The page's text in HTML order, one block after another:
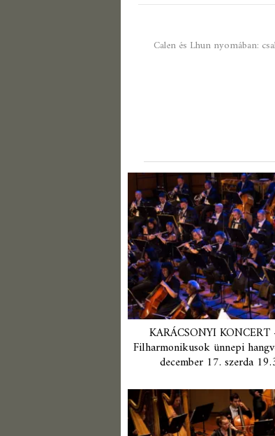
Calen és Lhun nyomában:
KARÁCSONYI
Filharmonikusok ünnepi
december 17. szerda